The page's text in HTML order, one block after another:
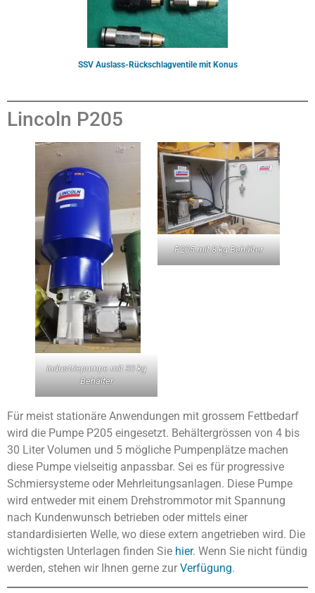
SSV Auslass-Rückschlagventile mit Konus
Lincoln P205
Industriepumpe mit 30 kg
Behälter
P205 mit 8 kg Behälter
Für meist stationäre Anwendungen mit grossem Fettbedarf
wird die Pumpe P205 eingesetzt. Behältergrössen von 4 bis
30 Liter Volumen und 5 mögliche Pumpenplätze machen
diese Pumpe vielseitig anpassbar. Sei es für progressive
Schmiersysteme oder Mehrleitungsanlagen. Diese Pumpe
wird entweder mit einem Drehstrommotor mit Spannung
nach Kundenwunsch betrieben oder mittels einer
standardisierten Welle, wo diese extern angetrieben wird. Die
wichtigsten Unterlagen finden Sie hier. Wenn Sie nicht fündig
werden, stehen wir Ihnen gerne zur Verfügung.